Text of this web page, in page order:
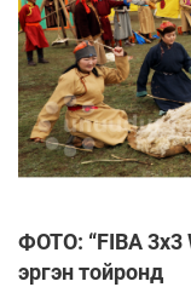
ФОТО: “FIBA 3x3
эргэн тойронд